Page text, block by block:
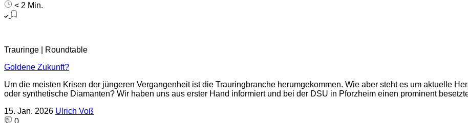
< 2 Min.
Trauringe | Roundtable
Goldene Zukunft?
Um die meisten Krisen der jüngeren Vergangenheit ist die Trauringbranche herumgekommen. Wie aber steht es um aktuelle
oder synthetische Diamanten? Wir haben uns aus erster Hand informiert und bei der DSU in Pforzheim einen prominent
15. Jan. 2026 Ulrich Voß
0